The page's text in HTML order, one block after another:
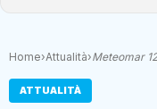
Home›Attualità›Meteomar
ATTUALITÀ